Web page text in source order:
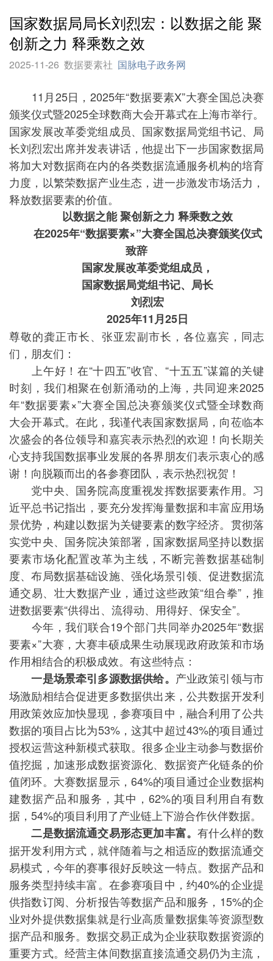
国家数据局局长刘烈宏：以数据之能 聚
创新之力 释乘数之效
2025-11-26 数据要素社 国脉电子政务网
11月25日，2025年“数据要素X”大赛全国总决赛
颁奖仪式暨2025全球数商大会开幕式在上海市举行。
国家发展改革委党组成员、国家数据局党组书记、局
长刘烈宏出席并发表讲话，他提出下一步国家数据局
将加大对数据商在内的各类数据流通服务机构的培育
力度，以繁荣数据产业生态，进一步激发市场活力，
释放数据要素的价值。
以数据之能 聚创新之力 释乘数之效
在2025年“数据要素×”大赛全国总决赛颁奖仪式
致辞
国家发展改革委党组成员，
国家数据局党组书记、局长
刘烈宏
2025年11月25日
尊敬的龚正市长、张亚宏副市长，各位嘉宾，同志
们，朋友们：
上午好！在“十四五”收官、“十五五”谋篇的关键
时刻，我们相聚在创新涌动的上海，共同迎来2025
年“数据要素×”大赛全国总决赛颁奖仪式暨全球数商
大会开幕式。在此，我谨代表国家数据局，向莅临本
次盛会的各位领导和嘉宾表示热烈的欢迎！向长期关
心支持我国数据事业发展的各界朋友们表示衷心的感
谢！向脱颖而出的各参赛团队，表示热烈祝贺！
党中央、国务院高度重视发挥数据要素作用。习
近平总书记指出，要充分发挥海量数据和丰富应用场
景优势，构建以数据为关键要素的数字经济。贯彻落
实党中央、国务院决策部署，国家数据局坚持以数据
要素市场化配置改革为主线，不断完善数据基础制
度、布局数据基础设施、强化场景引领、促进数据流
通交易、壮大数据产业，通过这些政策“组合拳”，推
进数据要素“供得出、流得动、用得好、保安全”。
今年，我们联合19个部门共同举办2025年“数据
要素×”大赛，大赛丰硕成果生动展现政府政策和市场
作用相结合的积极成效。有这些特点：
一是场景牵引多源数据供给。 产业政策引领与市
场激励相结合促进更多数据供出来，公共数据开发利
用政策效应加快显现，参赛项目中，融合利用了公共
数据的项目占比为53%，这其中超过43%的项目通过
授权运营这种新模式获取。很多企业主动参与数据价
值挖掘，加速形成数据资源化、数据资产化链条的价
值闭环。大赛数据显示，64%的项目通过企业数据构
建数据产品和服务，其中，62%的项目利用自有数
据，54%的项目利用了产业链上下游合作伙伴数据。
二是数据流通交易形态更加丰富。有什么样的数
据开发利用方式，就伴随着与之相适应的数据流通交
易模式，今年的赛事很好反映这一特点。数据产品和
服务类型持续丰富。在参赛项目中，约40%的企业提
供指数订阅、分析报告等数据产品和服务，15%的企
业对外提供数据集就是行业高质量数据集等资源型数
据产品和服务。数据交易正成为企业获取数据资源的
重要方式。经营主体间数据直接流通交易仍为主流，